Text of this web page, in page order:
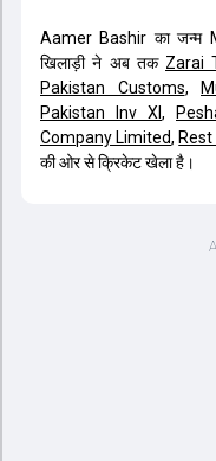
Aamer Bashir का
खिलाड़ी ने अब तक Zarai
Pakistan Customs,
Pakistan Inv XI ,
Company Limited,
की ओर से क्रिकेट खेला है।